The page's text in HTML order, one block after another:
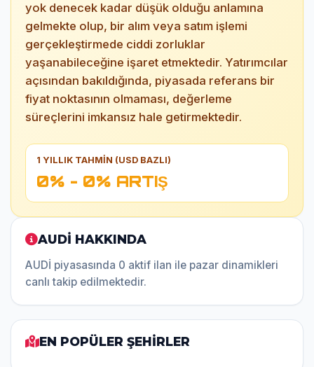
yok denecek kadar düşük olduğu anlamına
gelmekte olup, bir alım veya satım işlemi
gerçekleştirmede ciddi zorluklar
yaşanabileceğine işaret etmektedir. Yatırımcılar
açısından bakıldığında, piyasada referans bir
fiyat noktasının olmaması, değerleme
süreçlerini imkansız hale getirmektedir.
1 YILLIK TAHMİN (USD BAZLI)
0% - 0% ARTIŞ
AUDİ HAKKINDA
AUDİ piyasasında 0 aktif ilan ile pazar dinamikleri
canlı takip edilmektedir.
EN POPÜLER ŞEHİRLER